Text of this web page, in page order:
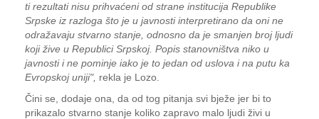
ti rezultati nisu prihvaćeni od strane institucija Republike
Srpske iz razloga što je u javnosti interpretirano da oni ne
odražavaju stvarno stanje, odnosno da je smanjen broj ljudi
koji žive u Republici Srpskoj. Popis stanovništva niko u
javnosti i ne pominje iako je to jedan od uslova i na putu ka
Evropskoj uniji", rekla je Lozo.
Čini se, dodaje ona, da od tog pitanja svi bježe jer bi to
prikazalo stvarno stanje koliko zapravo malo ljudi živi u